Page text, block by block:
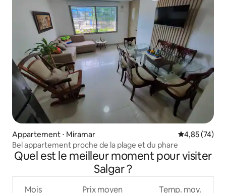
Appartement ⋅ Miramar Évaluation
4,85 (74)
Bel appartement proche de la plage et du phare
Quel est le meilleur moment pour visiter
Salgar ?
Mois Prix moyen Temp. moy.